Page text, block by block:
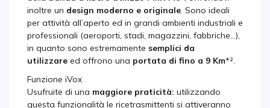
inoltre un design moderno e originale . Sono ideali
per attività all’aperto ed in grandi ambienti industriali e
professionali (aeroporti, stadi, magazzini, fabbriche…),
in quanto sono estremamente semplici da
utilizzare ed offrono una portata di fino a 9 Km*².
Funzione iVox
Usufruite di una maggiore praticità: utilizzando
questa funzionalità le ricetrasmittenti si attiveranno